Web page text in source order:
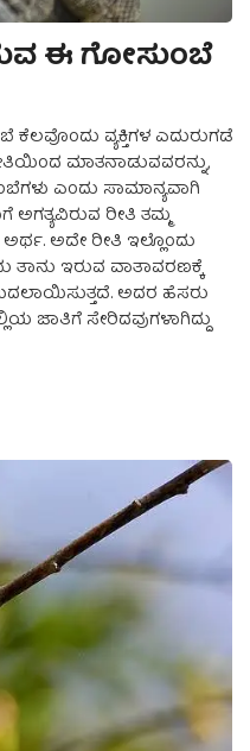
ಈ ಗೋಸುಂಬೆ
ವ್ಯಕ್ತಿಗಳ ಎದುರುಗಡೆ
ಮಾತನಾಡುವವರನ್ನು,
ಎಂದು ಸಾಮಾನ್ಯವಾಗಿ
ರೀತಿ ತಮ್ಮ
ಅದೇ ರೀತಿ ಇಲ್ಲೊಂದು
ಇರುವ ವಾತಾವರಣಕ್ಕೆ
ಅದರ ಹೆಸರು
ಜಾತಿಗೆ ಸೇರಿದವುಗಳಾಗಿದ್ದು